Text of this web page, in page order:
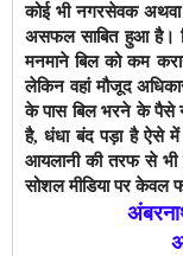
कोई भी नगरसेवक अथवा
असफल साबित हुआ है।
मनमाने बिल को कम
लेकिन वहां मौजूद
के पास बिल भरने के पैसे
है, धंधा बंद पड़ा है ऐसे
आयलानी की तरफ से भी
सोशल मीडिया पर केवल